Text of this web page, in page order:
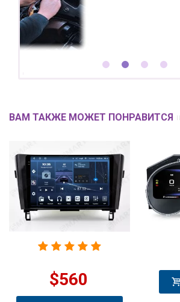
ВАМ ТАКЖЕ МОЖЕТ ПОНРАВИТСЯ
$560